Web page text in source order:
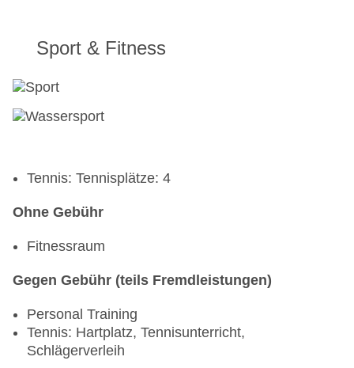
Sport & Fitness
Tennis: Tennisplätze: 4
Ohne Gebühr
Fitnessraum
Gegen Gebühr (teils Fremdleistungen)
Personal Training
Tennis: Hartplatz, Tennisunterricht,
Schlägerverleih